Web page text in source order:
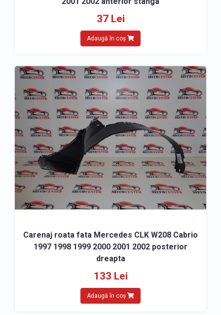
37 Lei
Adaugă în coș
Carenaj roata fata Mercedes CLK W208 Cabrio
1997 1998 1999 2000 2001 2002 posterior
dreapta
133 Lei
Adaugă în coș